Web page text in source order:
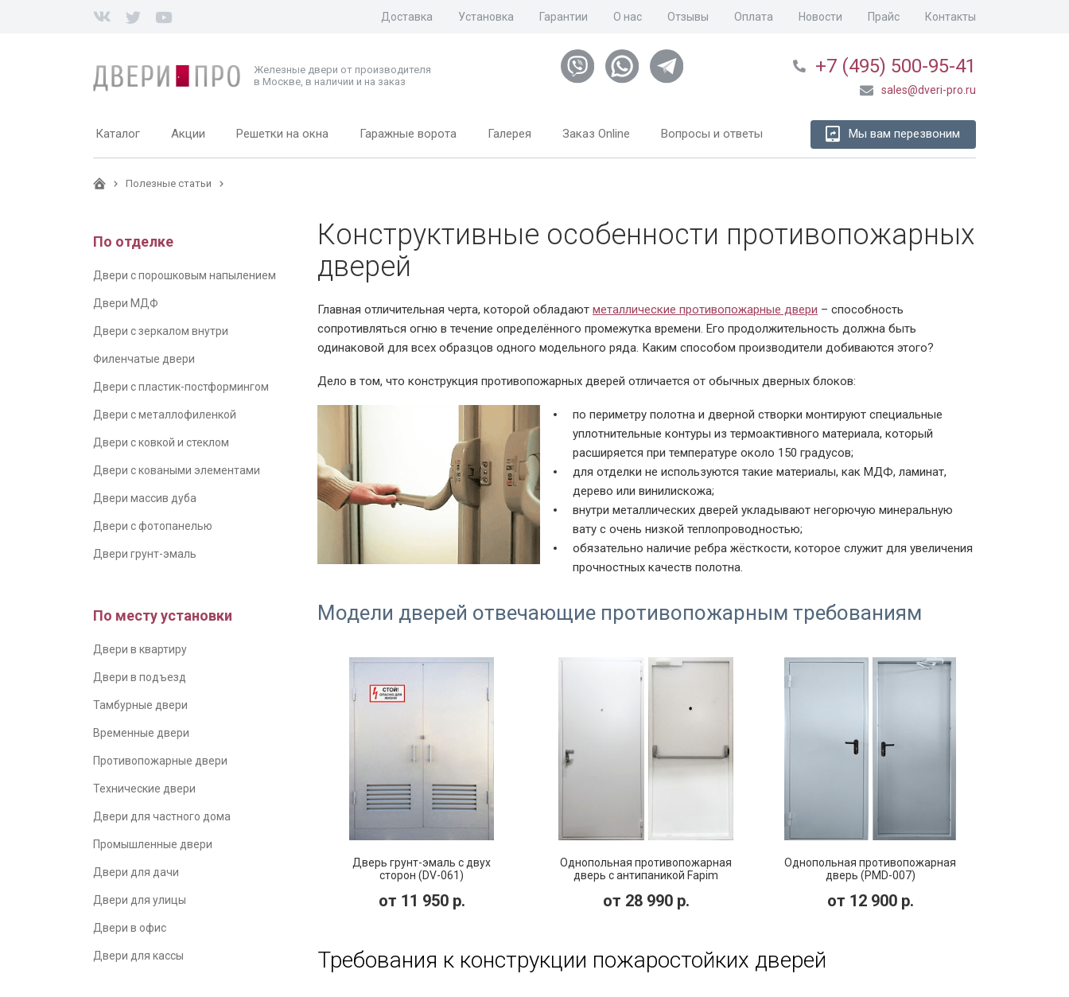
Доставка Установка Гарантии О нас Отзывы Оплата Новости Прайс Контакты
Железные двери от производителя
в Москве, в наличии и на заказ
+7 (495) 500-95-41
sales@dveri-pro.ru
Каталог Акции Решетки на окна Гаражные ворота Галерея Заказ Online Вопросы и ответы Мы вам перезвоним
Полезные статьи
По отделке
Двери с порошковым напылением
Двери МДФ
Двери с зеркалом внутри
Филенчатые двери
Двери с пластик-постформингом
Двери с металлофиленкой
Двери с ковкой и стеклом
Двери с коваными элементами
Двери массив дуба
Двери с фотопанелью
Двери грунт-эмаль
По месту установки
Двери в квартиру
Двери в подъезд
Тамбурные двери
Временные двери
Противопожарные двери
Технические двери
Двери для частного дома
Промышленные двери
Двери для дачи
Двери для улицы
Двери в офис
Двери для кассы
Конструктивные особенности противопожарных
дверей
Главная отличительная черта, которой обладают металлические противопожарные двери – способность
сопротивляться огню в течение определённого промежутка времени. Его продолжительность должна быть
одинаковой для всех образцов одного модельного ряда. Каким способом производители добиваются этого?
Дело в том, что конструкция противопожарных дверей отличается от обычных дверных блоков:
по периметру полотна и дверной створки монтируют специальные
уплотнительные контуры из термоактивного материала, который
расширяется при температуре около 150 градусов;
для отделки не используются такие материалы, как МДФ, ламинат,
дерево или винилискожа;
внутри металлических дверей укладывают негорючую минеральную
вату с очень низкой теплопроводностью;
обязательно наличие ребра жёсткости, которое служит для увеличения
прочностных качеств полотна.
Модели дверей отвечающие противопожарным требованиям
Дверь грунт-эмаль с двух
сторон (DV-061)
от 11 950р.
Однопольная противопожарная
дверь с антипаникой Fapim
от 28 990р.
Однопольная противопожарная
дверь (PMD-007)
от 12 900р.
Требования к конструкции пожаростойких дверей